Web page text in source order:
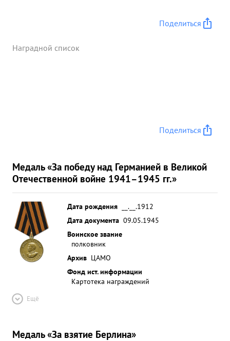
Поделиться
Наградной список
Поделиться
Медаль «За победу над Германией в Великой
Отечественной войне 1941–1945 гг.»
Дата рождения
__.__.1912
Дата документа 09.05.1945
Воинское звание
полковник
Архив ЦАМО
Фонд ист. информации
Картотека награждений
Ещё
Медаль «За взятие Берлина»